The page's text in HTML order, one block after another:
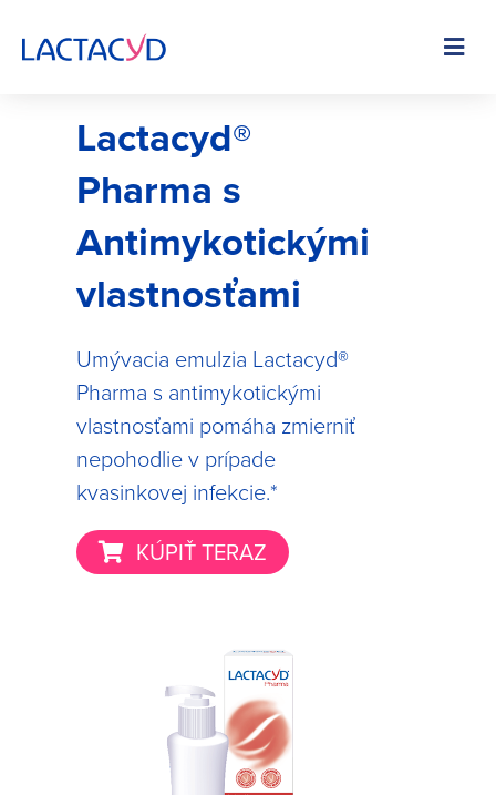
mainImage
Lactacyd®
Pharma s
Antimykotickými
vlastnosťami
Umývacia emulzia Lactacyd®
Pharma s antimykotickými
vlastnosťami pomáha zmierniť
nepohodlie v prípade
kvasinkovej infekcie.*
KÚPIŤ TERAZ